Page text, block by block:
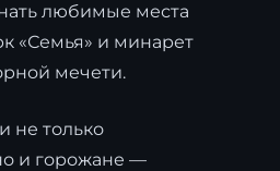
любимые места
«Семья» и минарет
мечети.
не только
и горожане —